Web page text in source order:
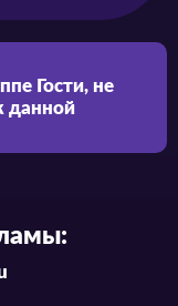
Гости, не
данной